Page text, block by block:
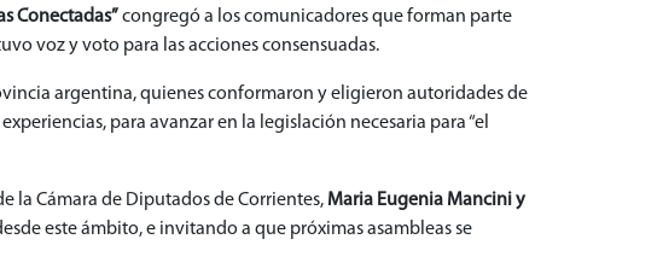
Conectadas”congregó a los comunicadores que forman parte
voz y voto para las acciones consensuadas.
argentina, quienes conformaron y eligieron autoridades de
para avanzar en la legislación necesaria para “el
la Cámara de Diputados de Corrientes, Maria Eugenia Mancini y
este ámbito, e invitando a que próximas asambleas se